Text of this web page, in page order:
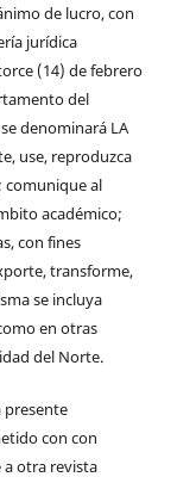
de lucro, con
jurídica
(14) de febrero
del
denominará LA
use, reproduzca
comunique al
académico;
con fines
transforme,
se incluya
en otras
del Norte.
presente
con con
otra revista